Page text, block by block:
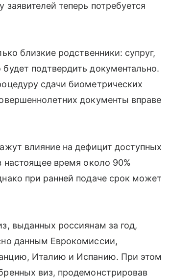
теперь потребуется
близкие родственники: супруг,
подтвердить документально.
сдачи биометрических
документы вправе
влияние на дефицит доступных
настоящее время около 90%
при ранней подаче срок может
выданных россиянам за год,
данным Еврокомиссии,
Италию и Испанию. При этом
виз, продемонстрировав